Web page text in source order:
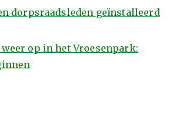
dorpsraadsleden geïnstalleerd
op in het Vroesenpark: